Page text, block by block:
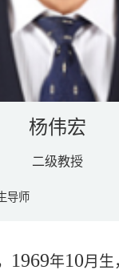
杨伟宏
二级教授
导师
1969年10月生